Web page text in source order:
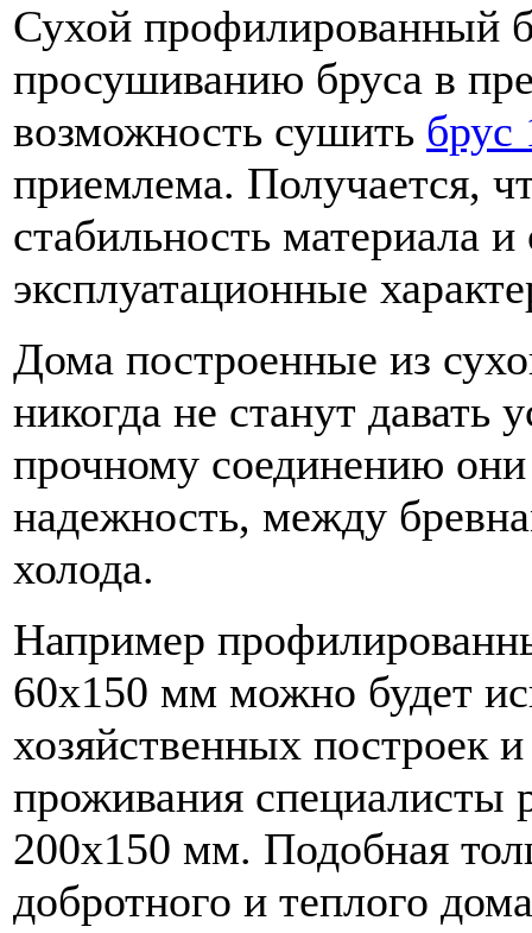
Сухой профилированный
просушиванию бруса в
возможность сушить брус
приемлема. Получается,
стабильность материала
эксплуатационные
Дома построенные из
никогда не станут давать
прочному соединению
надежность, между
холода.
Например
60х150 мм можно будет
хозяйственных построек
проживания специалисты
200х150 мм. Подобная
добротного и теплого